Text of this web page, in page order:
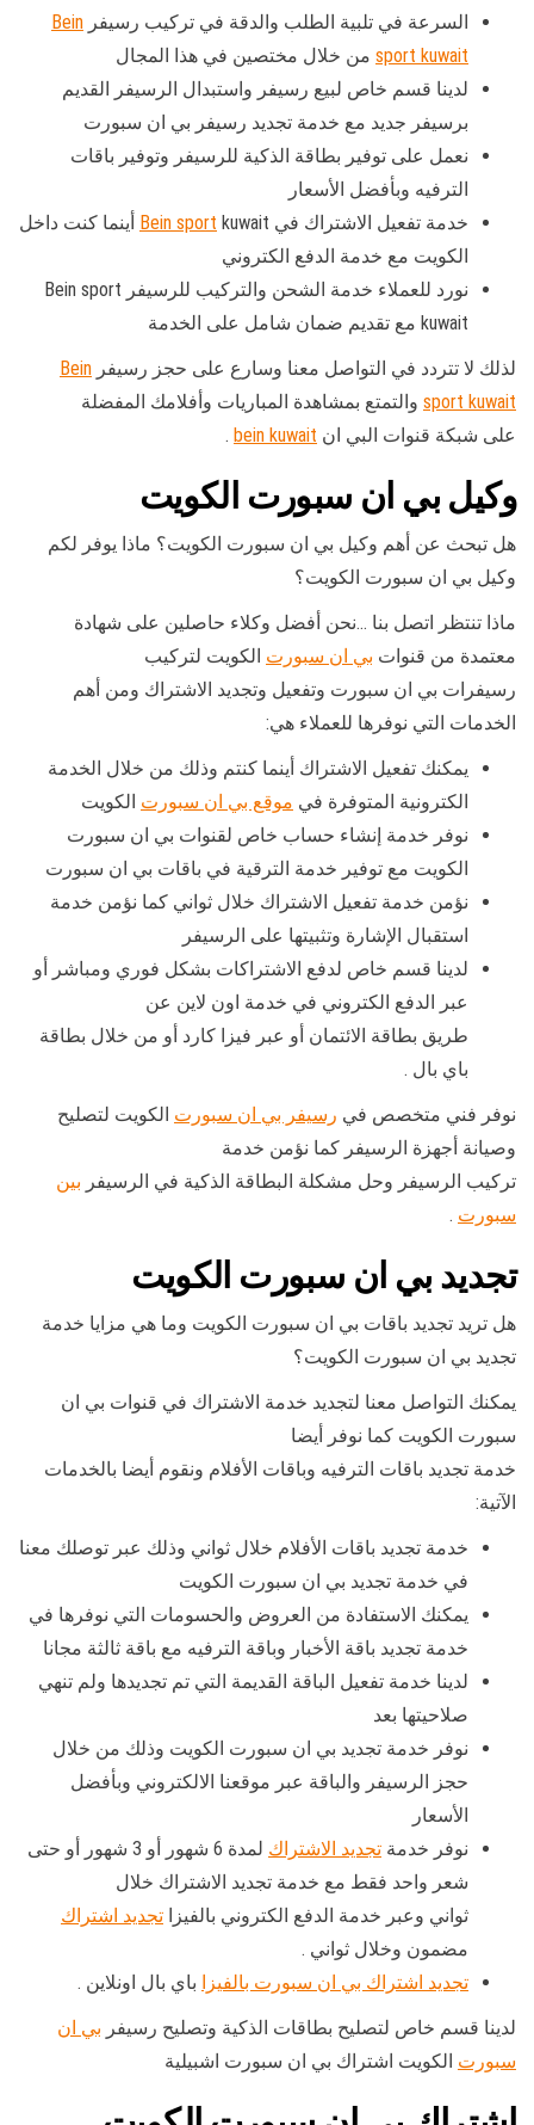
السرعة في تلبية الطلب والدقة في تركيب رسيفر Bein
sport kuwait من خلال مختصين في هذا المجال
لدينا قسم خاص لبيع رسيفر واستبدال الرسيفر القديم
برسيفر جديد مع خدمة تجديد رسيفر بي ان سبورت
نعمل على توفير بطاقة الذكية للرسيفر وتوفير باقات
الترفيه وبأفضل الأسعار
خدمة تفعيل الاشتراك في
Bein sport kuwait أينما كنت داخل
الكويت مع خدمة الدفع الكتروني
نورد للعملاء خدمة الشحن والتركيب للرسيفر Bein sport
kuwait مع تقديم ضمان شامل على الخدمة
لذلك لا تتردد في التواصل معنا وسارع على حجز رسيفر Bein
sport kuwait والتمتع بمشاهدة المباريات وأفلامك المفضلة
على شبكة قنوات البي ان bein kuwait
.
وكيل بي ان سبورت الكويت
هل تبحث عن أهم وكيل بي ان سبورت الكويت؟ ماذا يوفر لكم
وكيل بي ان سبورت الكويت؟
ماذا تنتظر اتصل بنا …نحن أفضل وكلاء حاصلين على شهادة
معتمدة من قنوات بي ان سبورت الكويت لتركيب
رسيفرات بي ان سبورت وتفعيل وتجديد الاشتراك ومن أهم
الخدمات التي نوفرها للعملاء هي:
يمكنك تفعيل الاشتراك أينما كنتم وذلك من خلال الخدمة
الكترونية المتوفرة في موقع بي ان سبورت الكويت
نوفر خدمة إنشاء حساب خاص لقنوات بي ان سبورت
الكويت مع توفير خدمة الترقية في باقات بي ان سبورت
نؤمن خدمة تفعيل الاشتراك خلال ثواني كما نؤمن خدمة
استقبال الإشارة وتثبيتها على الرسيفر
لدينا قسم خاص لدفع الاشتراكات بشكل فوري ومباشر أو
عبر الدفع الكتروني في خدمة اون لاين عن
طريق بطاقة الائتمان أو عبر فيزا كارد أو من خلال بطاقة
باي بال .
نوفر فني متخصص في رسيفر بي ان سبورت الكويت لتصليح
وصيانة أجهزة الرسيفر كما نؤمن خدمة
تركيب الرسيفر وحل مشكلة البطاقة الذكية في الرسيفر بين
سبورت .
تجديد بي ان سبورت الكويت
هل تريد تجديد باقات بي ان سبورت الكويت وما هي مزايا خدمة
تجديد بي ان سبورت الكويت؟
يمكنك التواصل معنا لتجديد خدمة الاشتراك في قنوات بي ان
سبورت الكويت كما نوفر أيضا
خدمة تجديد باقات الترفيه وباقات الأفلام ونقوم أيضا بالخدمات
الآتية:
خدمة تجديد باقات الأفلام خلال ثواني وذلك عبر توصلك معنا
في خدمة تجديد بي ان سبورت الكويت
يمكنك الاستفادة من العروض والحسومات التي نوفرها في
خدمة تجديد باقة الأخبار وباقة الترفيه مع باقة ثالثة مجانا
لدينا خدمة تفعيل الباقة القديمة التي تم تجديدها ولم تنهي
صلاحيتها بعد
نوفر خدمة تجديد بي ان سبورت الكويت وذلك من خلال
حجز الرسيفر والباقة عبر موقعنا الالكتروني وبأفضل
الأسعار
نوفر خدمة تجديد الاشتراك
لمدة 6 شهور أو 3 شهور أو حتى
شعر واحد فقط مع خدمة تجديد الاشتراك خلال
ثواني وعبر خدمة الدفع الكتروني بالفيزا تجديد اشتراك
مضمون وخلال ثواني .
تجديد اشتراك بي ان سبورت بالفيزا باي بال اونلاين .
لدينا قسم خاص لتصليح بطاقات الذكية وتصليح رسيفر بي ان
سبورت الكويت اشتراك بي ان سبورت اشبيلية